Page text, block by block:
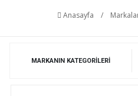
Anasayfa /
MARKANIN KATEGORILERI